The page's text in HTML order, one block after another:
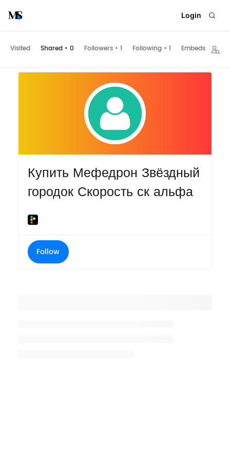
Login
Visited Shared • 0 Followers • 1 Following • 1 Embeds
Купить Мефедрон Звёздный
городок Скорость ск альфа
Follow